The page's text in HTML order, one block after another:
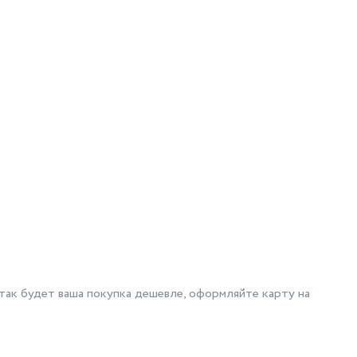
будет ваша покупка дешевле, оформляйте карту на